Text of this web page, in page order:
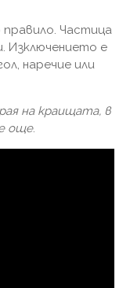
правило. Частица
Изключението е
наречие или
на краищата, в
още.